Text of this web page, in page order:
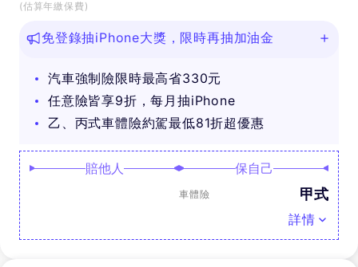
(估算年繳保費)
免登錄抽iPhone大獎，限時再抽加油金
汽車強制險限時最高省330元
任意險皆享9折，每月抽iPhone
乙、丙式車體險約駕最低81折超優惠
賠他人 保自己
車體險 甲式
詳情